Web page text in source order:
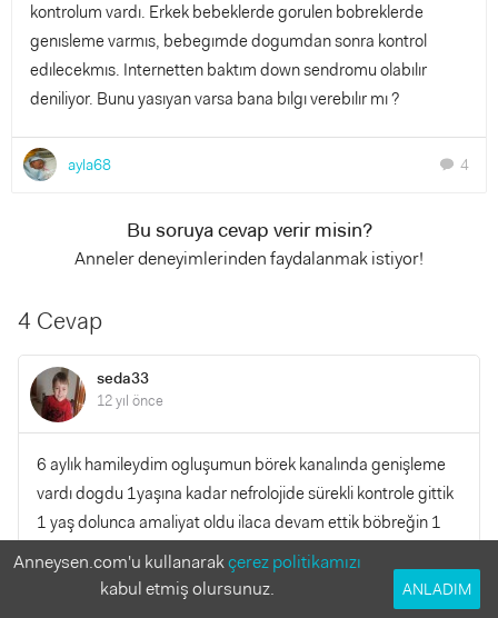
kontrolum vardı. Erkek bebeklerde gorulen bobreklerde
genısleme varmıs, bebegımde dogumdan sonra kontrol
edılecekmıs. Internetten baktım down sendromu olabılır
deniliyor. Bunu yasıyan varsa bana bılgı verebılır mı ?
ayla68 chat 4
Bu soruya cevap verir misin?
Anneler deneyimlerinden faydalanmak istiyor!
4 Cevap
seda33
12 yıl önce
6 aylık hamileydim ogluşumun börek kanalında genişleme
vardı dogdu 1yaşına kadar nefrolojide sürekli kontrole gittik
1 yaş dolunca amaliyat oldu ilaca devam ettik böbreğin 1
tanesi %13 çalışıyor şimdi 4 yaşında konntrollere devam sen
bu konuda çok üzülme herşey yoluna girecektir senin
yapacağın tekşey oğlunu doğunca en iyi yüksek doktorlara
Anneysen.com'u kullanarakçerez politikamızı
kabul etmiş olursunuz.
ANLADIM